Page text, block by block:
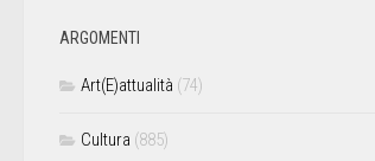
ARGOMENTI
Art(E)attualità (74)
Cultura (885)